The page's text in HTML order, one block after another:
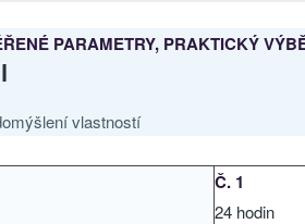
PARAMETRY, PRAKTICKÝ
vlastností
Č. 1
24 hodin